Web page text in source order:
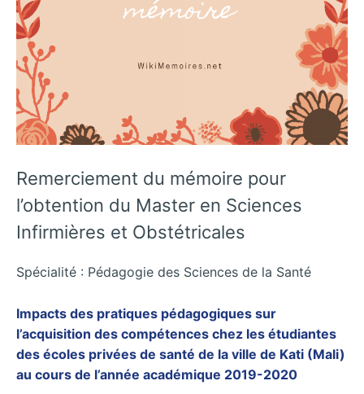
Remerciement du mémoire pour
l’obtention du Master en Sciences
Infirmières et Obstétricales
Spécialité : Pédagogie des Sciences de la Santé
Impacts des pratiques pédagogiques sur
l’acquisition des compétences chez les étudiantes
des écoles privées de santé de la ville de Kati (Mali)
au cours de l’année académique 2019-2020